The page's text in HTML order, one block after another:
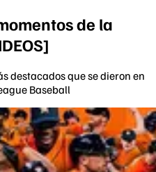
de la
destacados que se dieron en
Baseball